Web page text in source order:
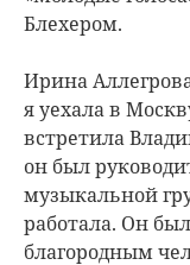
Блехером.
Ирина
я уехала в
встретила
он был
музыкальной
работала. Он
благородным